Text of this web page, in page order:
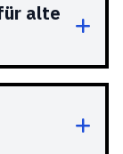
alte